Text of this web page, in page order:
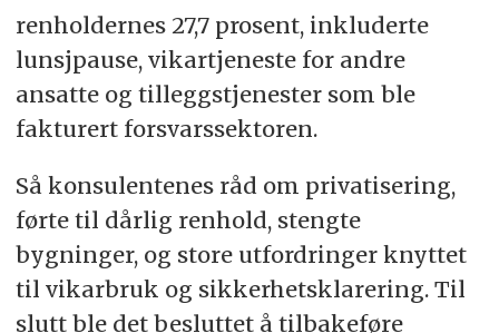
renholdernes 27,7 prosent, inkluderte
lunsjpause, vikartjeneste for andre
ansatte og tilleggstjenester som ble
fakturert forsvarssektoren.
Så konsulentenes råd om privatisering,
førte til dårlig renhold, stengte
bygninger, og store utfordringer knyttet
til vikarbruk og sikkerhetsklarering. Til
slutt ble det besluttet å tilbakeføre